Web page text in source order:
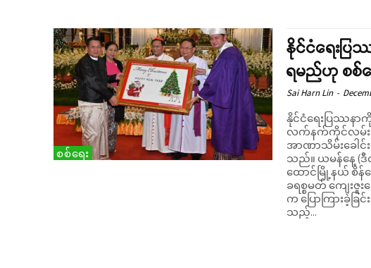
Your
စစ်ရေး
နိုင်ငံရေးပြ
ရမည်ဟု စစ်ခ
Sai Harn Lin -
နိုင်ငံရေးပြဿနာကို
လက်နက်ကိုင်လမ်းစ
အာဏာသိမ်းခေါ
သည်။ ယမန်နေ့ (ဒီဇင်ဘာလ ၂၂) ရက်နေ့က ရန်ကုန်တိုင်း ဗိုလ်တစ်
ထောင်မြို့နယ် စိန်
ခရစ္စမတ် ကျေးဇူ
က ပြောကြားခဲ့ခြင်းဖြစ်သည်။ လူ့အဖွဲ့အစ
သည့်...